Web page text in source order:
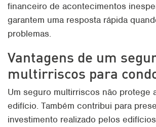
financeiro de acontecimentos
garantem uma resposta rápida
problemas.
Vantagens de um
multirriscos para
Um seguro multirriscos não protege
edifício. Também contribui para
investimento realizado pelos